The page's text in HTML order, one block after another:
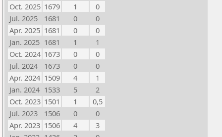
Oct. 2025 1679 1
0
Jul. 2025
1681 0
0
Apr. 2025 1681 0
0
Jan. 2025 1681 1
1
Oct. 2024 1673 0
0
Jul. 2024
1673 0
0
Apr. 2024 1509 4
1
Jan. 2024 1533 5
2
Oct. 2023 1501 1
0,5
Jul. 2023
1506 0
0
Apr. 2023 1506 4
3